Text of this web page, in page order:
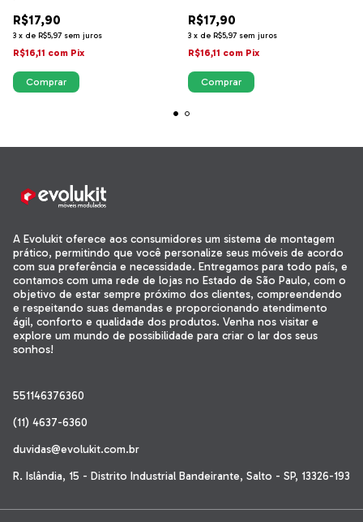
R$17,90
3 x de R$5,97 sem juros
R$16,11 com Pix
R$17,90
3 x de R$5,97 sem juros
R$16,11 com Pix
A Evolukit oferece aos consumidores um sistema de montagem
prático, permitindo que você personalize seus móveis de acordo
com sua preferência e necessidade. Entregamos para todo país, e
contamos com uma rede de lojas no Estado de São Paulo, com o
objetivo de estar sempre próximo dos clientes, compreendendo
e respeitando suas demandas e proporcionando atendimento
ágil, conforto e qualidade dos produtos. Venha nos visitar e
explore um mundo de possibilidade para criar o lar dos seus
sonhos!
551146376360
(11) 4637-6360
duvidas@evolukit.com.br
R. Islândia, 15 - Distrito Industrial Bandeirante, Salto - SP, 13326-193